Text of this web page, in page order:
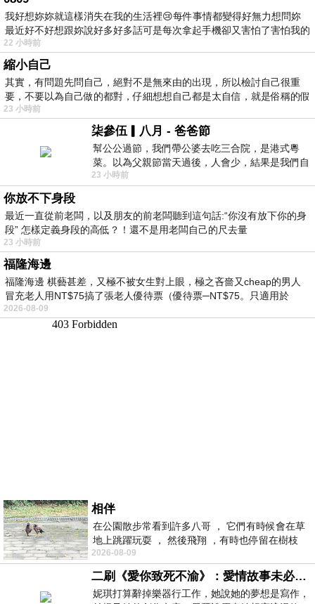
我好想妳妳就這樣消失在我的生活裡😢每件事情都變得好無力想問妳
最近好不好想跟妳說好多好多話可是每次拿起手機卻又害怕了害怕我的
出現
22 小時前
縮小自己
其實，有問題先問自己，絕對不是無來由的出現，所以檢討自己很重
要，不要以為自己做的都對，仔細想想自己都是太自信，就是俗稱的假
23 小時前
柒參伍▎八月 - 爸爸節
幫公公過節，我們帶公婆去吃三合院，是港式粵
菜。以為父親節當天過後，人會少，結果是我們自
己想多了。人陸續地進，滿滿都是人，個人
23 小時前
你放不下身段
最近一直從前老闆，以及朋友的前老闆聽到這句話:“你沒有放下你的身
段” 怎樣定義身段的高低？！還不是用老闆自己的尺去量
23 小時前
福隆海邊
福隆海邊 棋藝甚差，又極不被女生對上眼，極之吝嗇又cheap的男人
冒充老人用NT$75搞了張老人優待票（優待票─NT$75。只適用於
2026-08-09
相伴
在公園散步常看到許多八哥 ， 它們有時候會在草
地上跳躍玩耍 ， 然後飛翔 ，有時也停留在樹枝
上，它們身軀是咖啡色的，鳥喙是黃色
2026-08-09
二刷《愛你致死不渝》：愛情故事未必是浪漫故事
妮琪打算辭掉樂器行工作，她說她的夢想是寫作，